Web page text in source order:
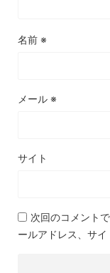
名前 ※
メール ※
サイト
次回のコメント
ールアドレス、サイ